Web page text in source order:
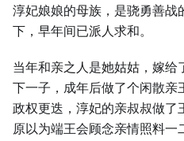
淳妃娘娘的母族，是骁勇善战
下，早年间已派人求和。
当年和亲之人是她姑姑，嫁给
下一子，成年后做了个闲散亲
政权更迭，淳妃的亲叔叔做了
原以为端王会顾念亲情照料一